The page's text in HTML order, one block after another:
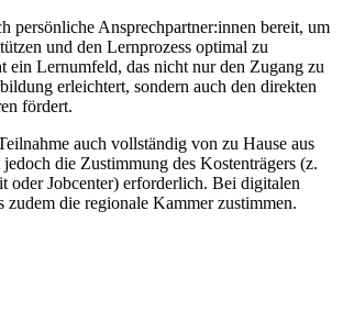
persönliche Ansprechpartner:innen bereit, um
und den Lernprozess optimal zu
ein Lernumfeld, das nicht nur den Zugang zu
erleichtert, sondern auch den direkten
fördert.
auch vollständig von zu Hause aus
die Zustimmung des Kostenträgers (z.
oder Jobcenter) erforderlich. Bei digitalen
zudem die regionale Kammer zustimmen.